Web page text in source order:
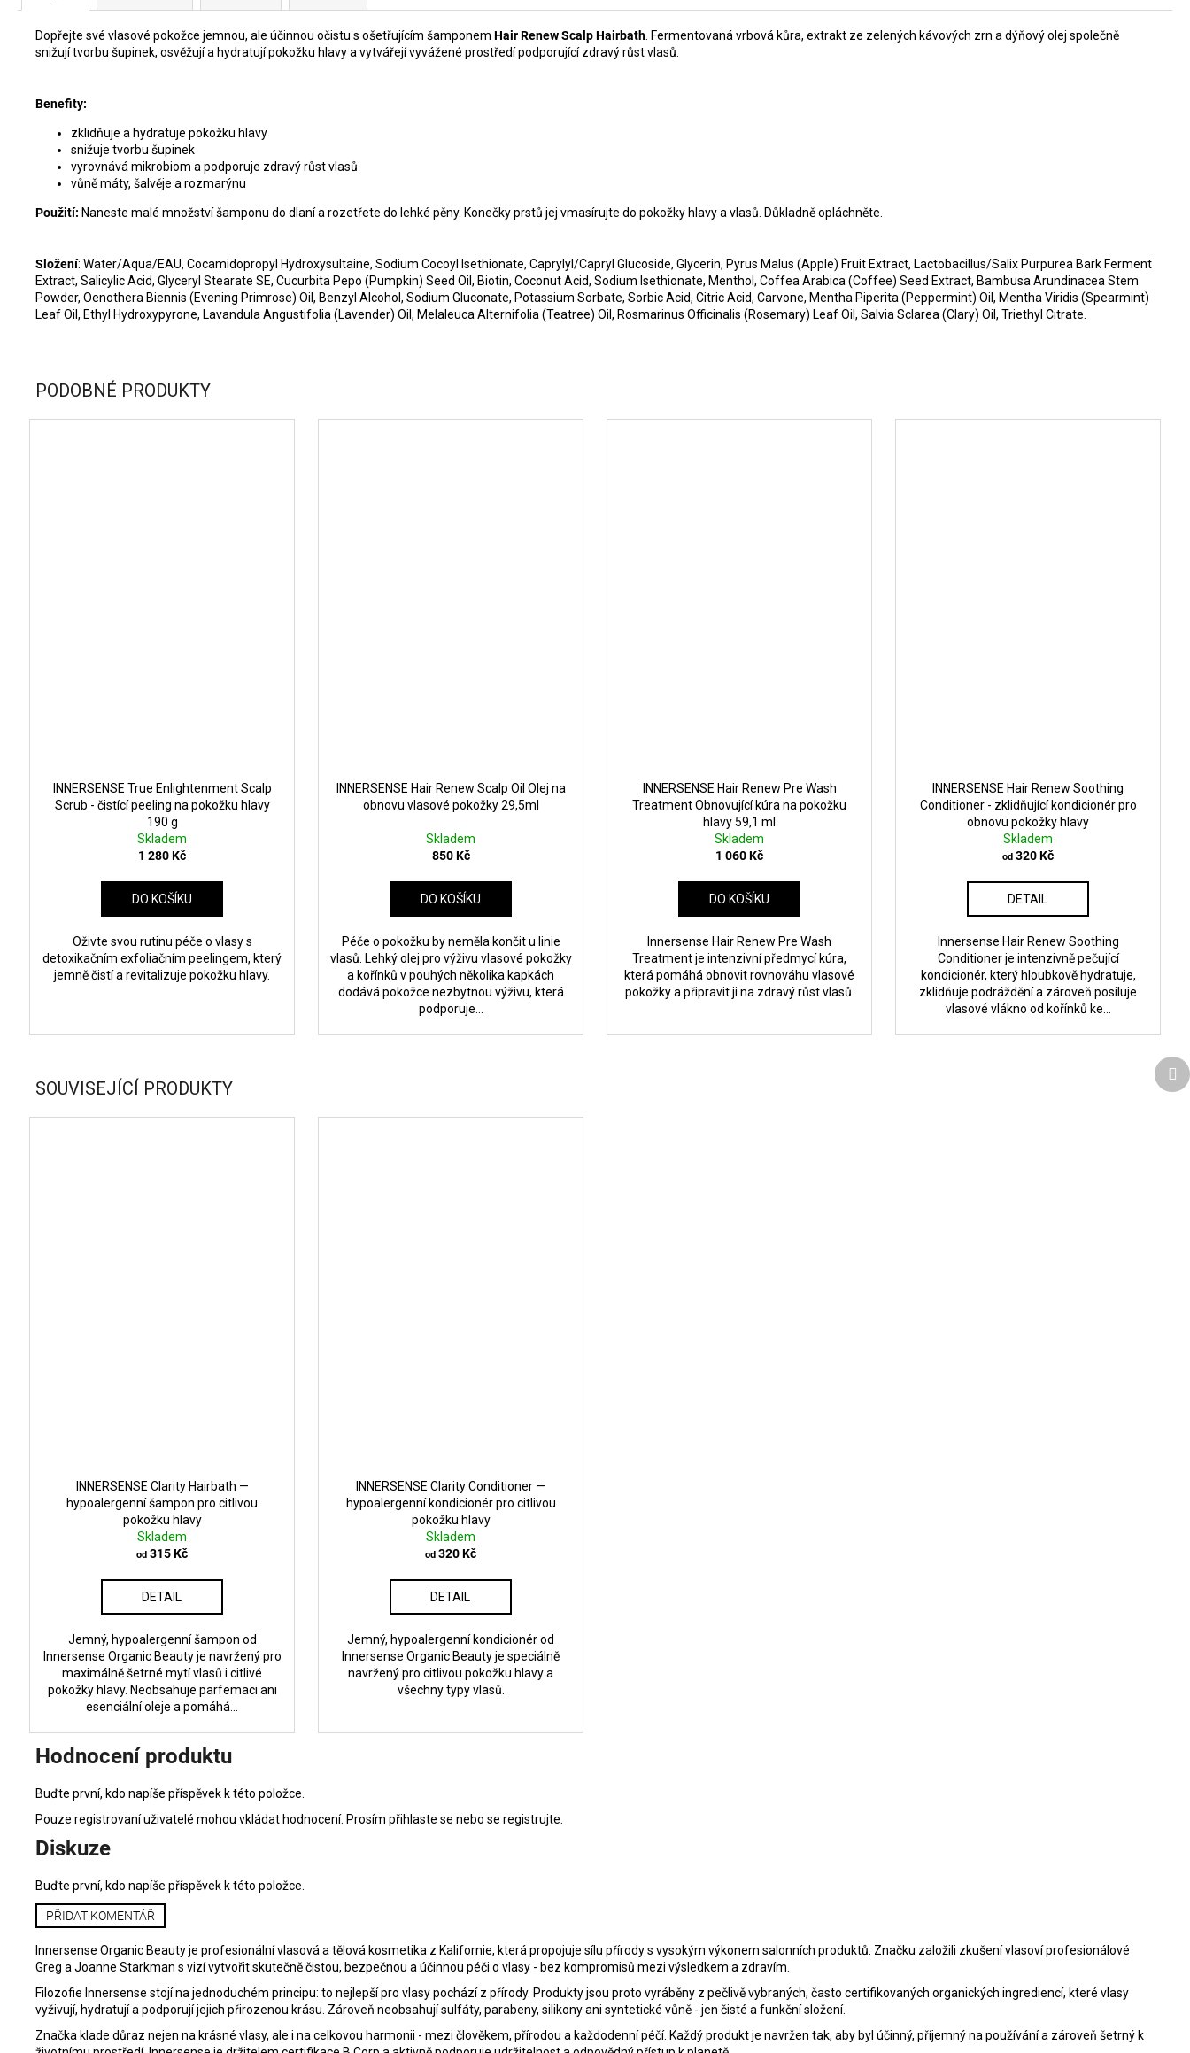
Dopřejte své vlasové pokožce jemnou, ale účinnou očistu s ošetřujícím šamponem Hair Renew Scalp Hairbath . Fermentovaná vrbová kůra, extrakt ze zelených kávových zrn a dýňový olej společně
snižují tvorbu šupinek, osvěžují a hydratují pokožku hlavy a vytvářejí vyvážené prostředí podporující zdravý růst vlasů.
Benefity:
zklidňuje a hydratuje pokožku hlavy
snižuje tvorbu šupinek
vyrovnává mikrobiom a podporuje zdravý růst vlasů
vůně máty, šalvěje a rozmarýnu
Použití: Naneste malé množství šamponu do dlaní a rozetřete do lehké pěny. Konečky prstů jej vmasírujte do pokožky hlavy a vlasů. Důkladně opláchněte.
Složení: Water/Aqua/EAU, Cocamidopropyl Hydroxysultaine, Sodium Cocoyl Isethionate, Caprylyl/Capryl Glucoside, Glycerin, Pyrus Malus (Apple) Fruit Extract, Lactobacillus/Salix Purpurea Bark Ferment
Extract, Salicylic Acid, Glyceryl Stearate SE, Cucurbita Pepo (Pumpkin) Seed Oil, Biotin, Coconut Acid, Sodium Isethionate, Menthol, Coffea Arabica (Coffee) Seed Extract, Bambusa Arundinacea Stem
Powder, Oenothera Biennis (Evening Primrose) Oil, Benzyl Alcohol, Sodium Gluconate, Potassium Sorbate, Sorbic Acid, Citric Acid, Carvone, Mentha Piperita (Peppermint) Oil, Mentha Viridis (Spearmint)
Leaf Oil, Ethyl Hydroxypyrone, Lavandula Angustifolia (Lavender) Oil, Melaleuca Alternifolia (Teatree) Oil, Rosmarinus Officinalis (Rosemary) Leaf Oil, Salvia Sclarea (Clary) Oil, Triethyl Citrate.
PODOBNÉ PRODUKTY
INNERSENSE True Enlightenment Scalp
Scrub - čistící peeling na pokožku hlavy
190 g
Skladem
1 280 Kč
DO KOŠÍKU
Oživte svou rutinu péče o vlasy s
detoxikačním exfoliačním peelingem, který
jemně čistí a revitalizuje pokožku hlavy.
INNERSENSE Hair Renew Scalp Oil Olej na
obnovu vlasové pokožky 29,5ml
Skladem
850 Kč
DO KOŠÍKU
Péče o pokožku by neměla končit u linie
vlasů. Lehký olej pro výživu vlasové pokožky
a kořínků v pouhých několika kapkách
dodává pokožce nezbytnou výživu, která
podporuje...
INNERSENSE Hair Renew Pre Wash
Treatment Obnovující kúra na pokožku
hlavy 59,1 ml
Skladem
1 060 Kč
DO KOŠÍKU
Innersense Hair Renew Pre Wash
Treatment je intenzivní předmycí kúra,
která pomáhá obnovit rovnováhu vlasové
pokožky a připravit ji na zdravý růst vlasů.
INNERSENSE Hair Renew Soothing
Conditioner - zklidňující kondicionér pro
obnovu pokožky hlavy
Skladem
od 320 Kč
DETAIL
Innersense Hair Renew Soothing
Conditioner je intenzivně pečující
kondicionér, který hloubkově hydratuje,
zklidňuje podráždění a zároveň posiluje
vlasové vlákno od kořínků ke...
SOUVISEJÍCÍ PRODUKTY
INNERSENSE Clarity Hairbath —
hypoalergenní šampon pro citlivou
pokožku hlavy
Skladem
od 315 Kč
DETAIL
Jemný, hypoalergenní šampon od
Innersense Organic Beauty je navržený pro
maximálně šetrné mytí vlasů i citlivé
pokožky hlavy. Neobsahuje parfemaci ani
esenciální oleje a pomáhá...
INNERSENSE Clarity Conditioner —
hypoalergenní kondicionér pro citlivou
pokožku hlavy
Skladem
od 320 Kč
DETAIL
Jemný, hypoalergenní kondicionér od
Innersense Organic Beauty je speciálně
navržený pro citlivou pokožku hlavy a
všechny typy vlasů.
Hodnocení produktu
Buďte první, kdo napíše příspěvek k této položce.
Pouze registrovaní uživatelé mohou vkládat hodnocení. Prosím přihlaste se nebo se registrujte
Diskuze
Buďte první, kdo napíše příspěvek k této položce.
PŘIDAT KOMENTÁŘ
Innersense Organic Beauty je profesionální vlasová a tělová kosmetika z Kalifornie, která propojuje sílu přírody s vysokým výkonem salonních produktů. Značku založili zkušení vlasoví profesionálové
Greg a Joanne Starkman s vizí vytvořit skutečně čistou, bezpečnou a účinnou péči o vlasy - bez kompromisů mezi výsledkem a zdravím.
Filozofie Innersense stojí na jednoduchém principu: to nejlepší pro vlasy pochází z přírody. Produkty jsou proto vyráběny z pečlivě vybraných, často certifikovaných organických ingrediencí, které vlasy
vyživují, hydratují a podporují jejich přirozenou krásu. Zároveň neobsahují sulfáty, parabeny, silikony ani syntetické vůně - jen čisté a funkční složení.
Značka klade důraz nejen na krásné vlasy, ale i na celkovou harmonii - mezi člověkem, přírodou a každodenní péčí. Každý produkt je navržen tak, aby byl účinný, příjemný na používání a zároveň šetrný k